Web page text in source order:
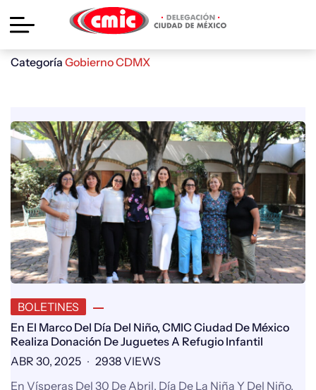
Categoría Gobierno CDMX
BOLETINES
En El Marco Del Día Del Niño, CMIC Ciudad De México
Realiza Donación De Juguetes A Refugio Infantil
ABR 30, 2025
2938 VIEWS
En Vísperas Del 30 De Abril, Día De La Niña Y Del Niño,